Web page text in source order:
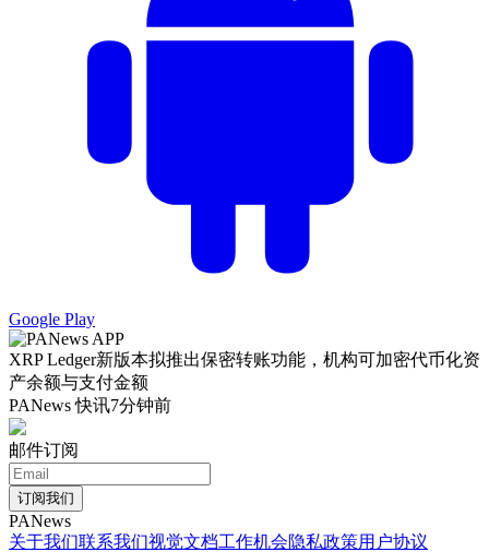
Google Play
XRP Ledger新版本拟推出保密转账功能，机构可加密代币化资
产余额与支付金额
PANews 快讯7分钟前
邮件订阅
订阅我们
PANews
关于我们联系我们视觉文档工作机会隐私政策用户协议